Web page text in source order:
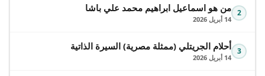
2 من هو اسماعيل ابراهيم محمد علي باشا
14 أبريل 2026
3 أحلام الجريتلي (ممثلة مصرية) السيرة الذاتية
14 أبريل 2026